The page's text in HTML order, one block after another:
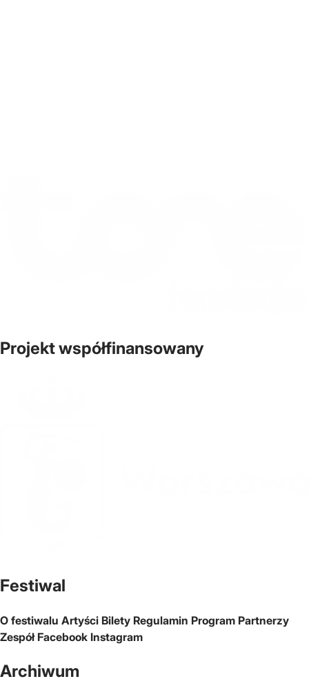
Projekt współfinansowany
Festiwal
O festiwalu Artyści Bilety Regulamin Program Partnerzy
Zespół Facebook Instagram
Archiwum